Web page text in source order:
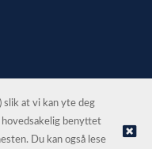
levert av Kréatif
slik at vi kan yte deg
hovedsakelig benyttet
Du kan også lese